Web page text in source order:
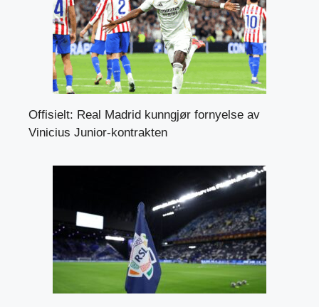
Offisielt: Real Madrid kunngjør fornyelse av
Vinicius Junior-kontrakten